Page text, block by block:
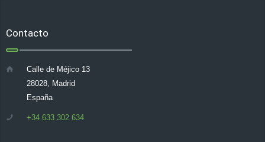
Contacto
Calle de Méjico 13
28028, Madrid
España
+34 633 302 634